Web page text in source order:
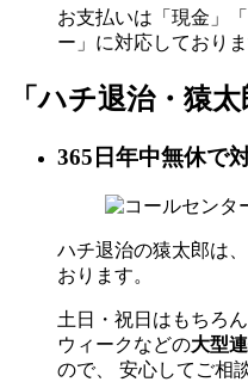
お支払いは「現金」
ー」に対応しており
「ハチ退治・猿
365日年中無休で
ハチ退治の猿太郎は、
おります。
土日・祝日はもちろ
ウィークなどの大型
ので、 安心してご相